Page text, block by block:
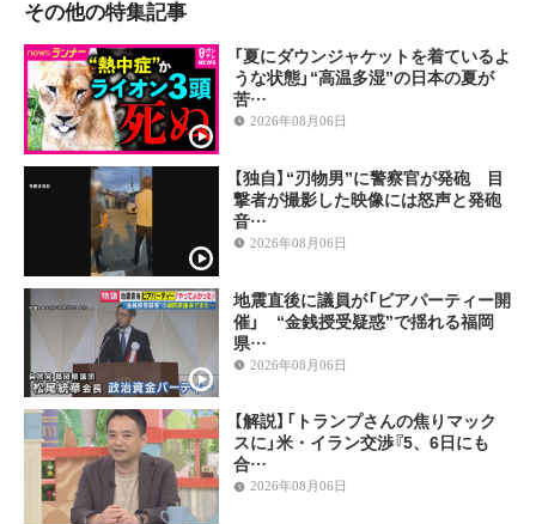
その他の特集記事
「夏にダウンジャケットを着ているよ
うな状態」“高温多湿”の日本の夏が
苦…
2026年08月06日
【独自】“刃物男”に警察官が発砲 目
撃者が撮影した映像には怒声と発砲
音…
2026年08月06日
地震直後に議員が「ビアパーティー開
催」 “金銭授受疑惑”で揺れる福岡
県…
2026年08月06日
【解説】「トランプさんの焦りマック
スに」米・イラン交渉『5、6日にも
合…
2026年08月06日